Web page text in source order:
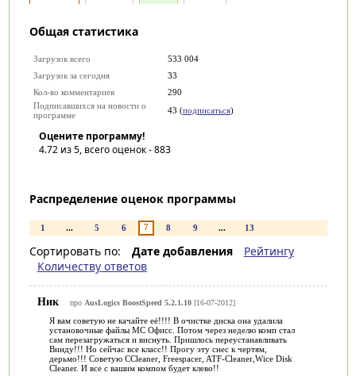
Общая статистика
Загрузок всего
533 004
Загрузок за сегодня
33
Кол-во комментариев
290
Подписавшихся на новости о
программе
43 (подписаться)
Оцените программу!
4.72из 5, всего оценок -883
Распределение оценок программы
1 ... 5 6 7 8 9 ... 13
Сортировать по: Дате добавления
Рейтингу
Количеству ответов
Ник про AusLogics BoostSpeed 5.2.1.10[16-07-2012]
Я вам советую не качайте её!!!! В очистке диска она удалила
установочные файлы МС Офисс. Потом через неделю комп стал
сам перезагружаться и виснуть. Пришлось переустанавливать
Винду!!! Но сейчас все класс!! Прогу эту снес к чертям,
дерьмо!!! Советую СCleaner, Freespacer, ATF-Cleaner,Wice Disk
Cleaner. И все с вашим компом будет клево!!